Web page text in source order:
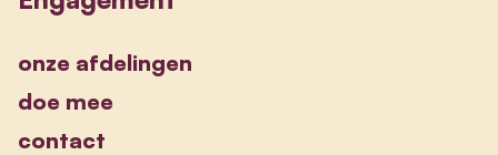
onze afdelingen
doe mee
contact